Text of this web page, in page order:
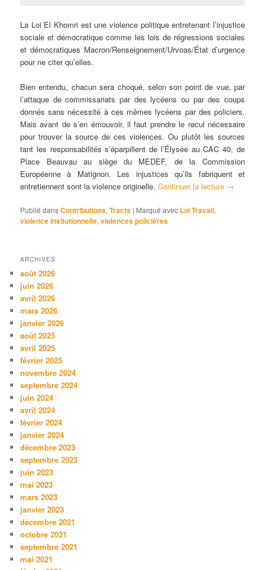
La Loi El Khomri est une violence politique entretenant l’injustice
sociale et démocratique comme les lois de régressions sociales
et démocratiques Macron/Renseignement/Urvoas/État d’urgence
pour ne citer qu’elles.
Bien entendu, chacun sera choqué, selon son point de vue, par
l’attaque de commissariats par des lycéens ou par des coups
donnés sans nécessité à ces mêmes lycéens par des policiers.
Mais avant de s’en émouvoir, il faut prendre le recul nécessaire
pour trouver la source de ces violences. Ou plutôt les sources
tant les responsabilités s’éparpillent de l’Élysée au CAC 40, de
Place Beauvau au siège du MEDEF, de la Commission
Européenne à Matignon. Les injustices qu’ils fabriquent et
entretiennent sont la violence originelle.Continuer la lecture →
Publié dansContributions,Tracts | Marqué avec Loi Travail,
violence insitutionnelle,violences policières
ARCHIVES
août 2026
juin 2026
avril 2026
mars 2026
janvier 2026
août 2025
avril 2025
février 2025
novembre 2024
septembre 2024
juin 2024
avril 2024
février 2024
janvier 2024
décembre 2023
septembre 2023
juin 2023
mai 2023
mars 2023
janvier 2023
décembre 2021
octobre 2021
septembre 2021
mai 2021